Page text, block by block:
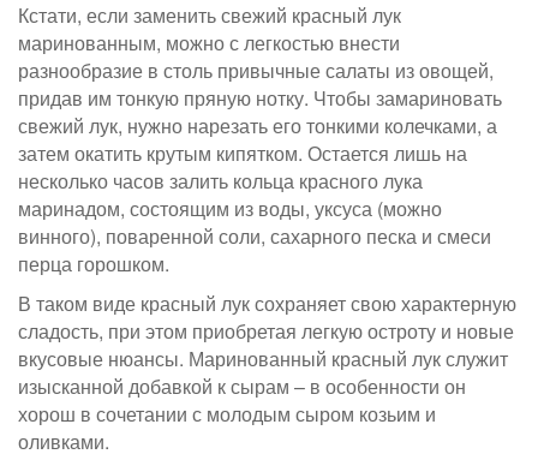
Кстати, если заменить свежий красный лук
маринованным, можно с легкостью внести
разнообразие в столь привычные салаты из овощей,
придав им тонкую пряную нотку. Чтобы замариновать
свежий лук, нужно нарезать его тонкими колечками, а
затем окатить крутым кипятком. Остается лишь на
несколько часов залить кольца красного лука
маринадом, состоящим из воды, уксуса (можно
винного), поваренной соли, сахарного песка и смеси
перца горошком.
В таком виде красный лук сохраняет свою характерную
сладость, при этом приобретая легкую остроту и новые
вкусовые нюансы. Маринованный красный лук служит
изысканной добавкой к сырам – в особенности он
хорош в сочетании с молодым сыром козьим и
оливками.